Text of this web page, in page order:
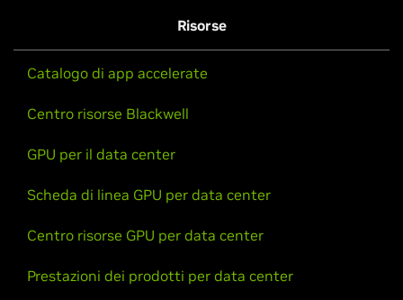
Risorse
Catalogo di app accelerate
Centro risorse Blackwell
GPU per il data center
Scheda di linea GPU per data center
Centro risorse GPU per data center
Prestazioni dei prodotti per data center